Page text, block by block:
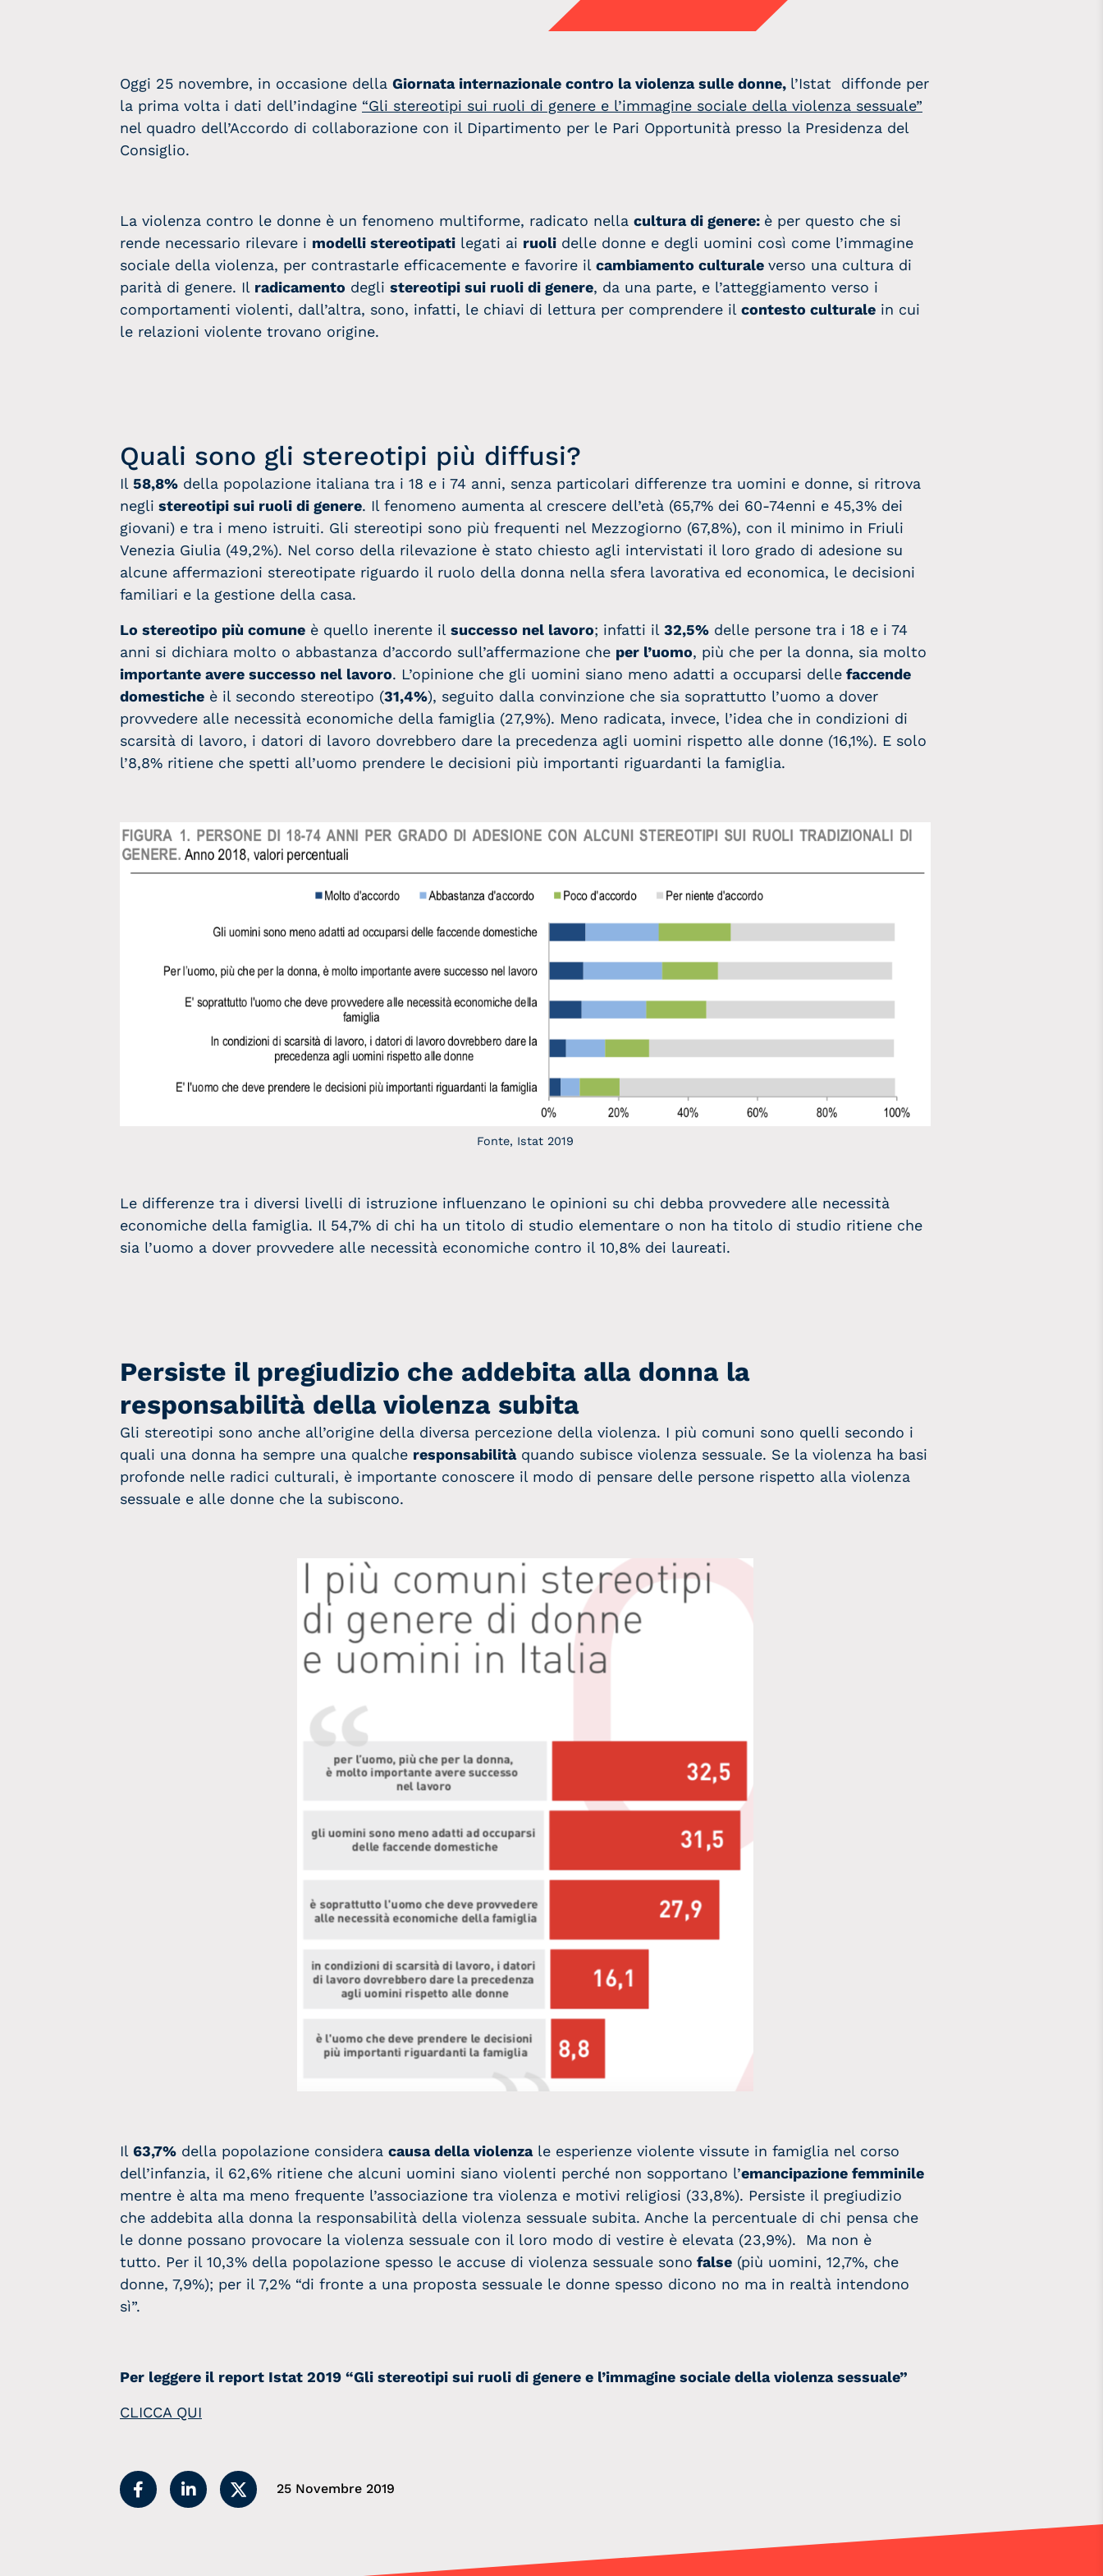
Podcast
Oggi 25 novembre, in occasione della Giornata internazionale contro la violenza sulle donne, l’Istat diffonde per
la prima volta i dati dell’indagine “Gli stereotipi sui ruoli di genere e l’immagine sociale della violenza sessuale”
nel quadro dell’Accordo di collaborazione con il Dipartimento per le Pari Opportunità presso la Presidenza del
Consiglio.
La violenza contro le donne è un fenomeno multiforme, radicato nella cultura di genere: è per questo che si
rende necessario rilevare i modelli stereotipati legati ai ruoli delle donne e degli uomini così come l’immagine
sociale della violenza, per contrastarle efficacemente e favorire il cambiamento culturale verso una cultura di
parità di genere. Il radicamento degli stereotipi sui ruoli di genere, da una parte, e l’atteggiamento verso i
comportamenti violenti, dall’altra, sono, infatti, le chiavi di lettura per comprendere il contesto culturale in cui
le relazioni violente trovano origine.
Quali sono gli stereotipi più diffusi?
Il 58,8% della popolazione italiana tra i 18 e i 74 anni, senza particolari differenze tra uomini e donne, si ritrova
negli stereotipi sui ruoli di genere. Il fenomeno aumenta al crescere dell’età (65,7% dei 60-74enni e 45,3% dei
giovani) e tra i meno istruiti. Gli stereotipi sono più frequenti nel Mezzogiorno (67,8%), con il minimo in Friuli
Venezia Giulia (49,2%). Nel corso della rilevazione è stato chiesto agli intervistati il loro grado di adesione su
alcune affermazioni stereotipate riguardo il ruolo della donna nella sfera lavorativa ed economica, le decisioni
familiari e la gestione della casa.
Lo stereotipo più comune è quello inerente il successo nel lavoro; infatti il 32,5% delle persone tra i 18 e i 74
anni si dichiara molto o abbastanza d’accordo sull’affermazione che per l’uomo, più che per la donna, sia molto
importante avere successo nel lavoro. L’opinione che gli uomini siano meno adatti a occuparsi delle faccende
domestiche è il secondo stereotipo (31,4%), seguito dalla convinzione che sia soprattutto l’uomo a dover
provvedere alle necessità economiche della famiglia (27,9%). Meno radicata, invece, l’idea che in condizioni di
scarsità di lavoro, i datori di lavoro dovrebbero dare la precedenza agli uomini rispetto alle donne (16,1%). E solo
l’8,8% ritiene che spetti all’uomo prendere le decisioni più importanti riguardanti la famiglia.
Fonte, Istat 2019
Le differenze tra i diversi livelli di istruzione influenzano le opinioni su chi debba provvedere alle necessità
economiche della famiglia. Il 54,7% di chi ha un titolo di studio elementare o non ha titolo di studio ritiene che
sia l’uomo a dover provvedere alle necessità economiche contro il 10,8% dei laureati.
Persiste il pregiudizio che addebita alla donna la
responsabilità della violenza subita
Gli stereotipi sono anche all’origine della diversa percezione della violenza. I più comuni sono quelli secondo i
quali una donna ha sempre una qualche responsabilitàquando subisce violenza sessuale. Se la violenza ha basi
profonde nelle radici culturali, è importante conoscere il modo di pensare delle persone rispetto alla violenza
sessuale e alle donne che la subiscono.
Il 63,7% della popolazione considera causa della violenzale esperienze violente vissute in famiglia nel corso
dell’infanzia, il 62,6% ritiene che alcuni uomini siano violenti perché non sopportano l’emancipazione femminile
mentre è alta ma meno frequente l’associazione tra violenza e motivi religiosi (33,8%). Persiste il pregiudizio
che addebita alla donna la responsabilità della violenza sessuale subita. Anche la percentuale di chi pensa che
le donne possano provocare la violenza sessuale con il loro modo di vestire è elevata (23,9%). Ma non è
tutto. Per il 10,3% della popolazione spesso le accuse di violenza sessuale sono false (più uomini, 12,7%, che
donne, 7,9%); per il 7,2% “di fronte a una proposta sessuale le donne spesso dicono no ma in realtà intendono
sì”.
Per leggere il report Istat 2019 “Gli stereotipi sui ruoli di genere e l’immagine sociale della violenza sessuale”
CLICCA QUI
25 Novembre 2019